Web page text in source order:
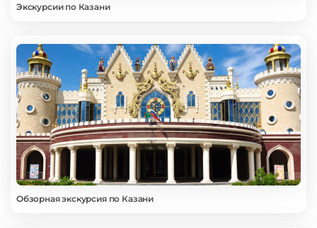
Экскурсии по Казани
Обзорная экскурсия по Казани